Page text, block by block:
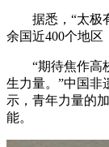
据悉，“太极有
余国近400个地区
“期待焦作高校
生力量。”中国非
示，青年力量的
能。